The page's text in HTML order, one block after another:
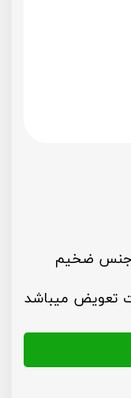
جنس ضخیم
تعویض میباشد